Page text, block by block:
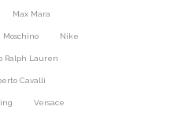
Max Mara
Moschino Nike
Ralph Lauren
Cavalli
Versace